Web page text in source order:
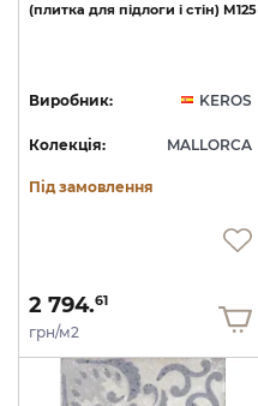
(плитка для підлоги і стін) M125
Виробник: KEROS
Колекція: MALLORCA
Під замовлення
2 794.61
грн/м2